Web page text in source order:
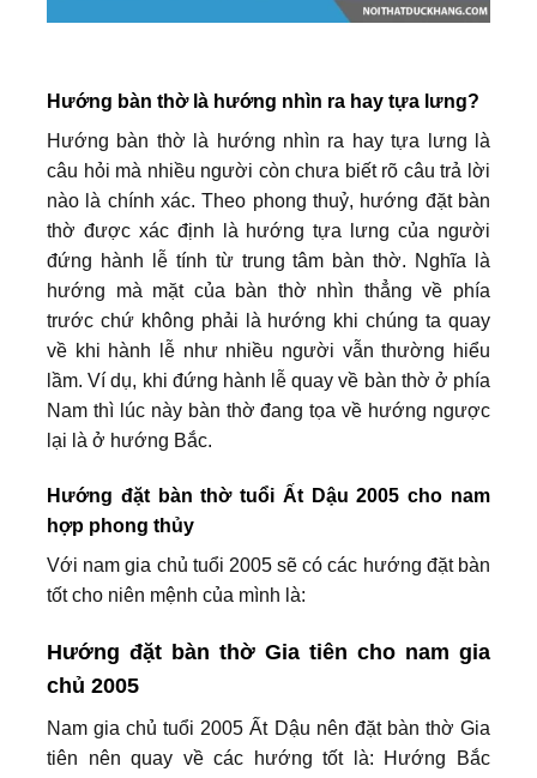
Hướng bàn thờ là hướng nhìn ra hay tựa lưng?
Hướng bàn thờ là hướng nhìn ra hay tựa lưng là
câu hỏi mà nhiều người còn chưa biết rõ câu trả lời
nào là chính xác. Theo phong thuỷ, hướng đặt bàn
thờ được xác định là hướng tựa lưng của người
đứng hành lễ tính từ trung tâm bàn thờ. Nghĩa là
hướng mà mặt của bàn thờ nhìn thẳng về phía
trước chứ không phải là hướng khi chúng ta quay
về khi hành lễ như nhiều người vẫn thường hiểu
lầm. Ví dụ, khi đứng hành lễ quay về bàn thờ ở phía
Nam thì lúc này bàn thờ đang tọa về hướng ngược
lại là ở hướng Bắc.
Hướng đặt bàn thờ tuổi Ất Dậu 2005 cho nam
hợp phong thủy
Với nam gia chủ tuổi 2005 sẽ có các hướng đặt bàn
tốt cho niên mệnh của mình là:
Hướng đặt bàn thờ Gia tiên cho nam gia
chủ 2005
Nam gia chủ tuổi 2005 Ất Dậu nên đặt bàn thờ Gia
tiên nên quay về các hướng tốt là: Hướng Bắc